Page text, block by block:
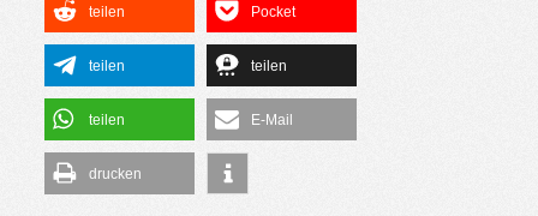
teilen Pocket
teilen teilen
teilen E-Mail
drucken